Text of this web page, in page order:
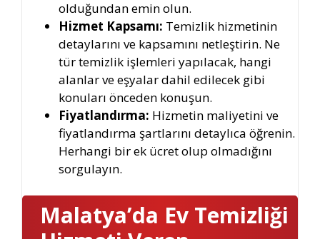
olduğundan emin olun.
Hizmet Kapsamı: Temizlik hizmetinin
detaylarını ve kapsamını netleştirin. Ne
tür temizlik işlemleri yapılacak, hangi
alanlar ve eşyalar dahil edilecek gibi
konuları önceden konuşun.
Fiyatlandırma: Hizmetin maliyetini ve
fiyatlandırma şartlarını detaylıca öğrenin.
Herhangi bir ek ücret olup olmadığını
sorgulayın.
Malatya’da Ev Temizliği